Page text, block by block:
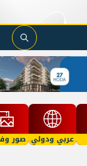
عربي ودولي صور